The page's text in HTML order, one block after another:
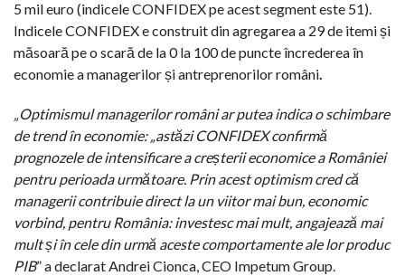
5 mil euro (indicele CONFIDEX pe acest segment este 51).
Indicele CONFIDEX e construit din agregarea a 29 de itemi și
măsoară pe o scară de la 0 la 100 de puncte încrederea în
economie a managerilor și antreprenorilor români
„Optimismul managerilor români ar putea indica o schimbare
de trend în economie: „astăzi CONFIDEX confirmă
prognozele de intensificare a creșterii economice a României
pentru perioada următoare. Prin acest optimism cred că
managerii contribuie direct la un viitor mai bun, economic
vorbind, pentru România: investesc mai mult, angajează mai
mult și în cele din urmă aceste comportamente ale lor produc
PIB” a declarat Andrei Cionca, CEO Impetum Group.